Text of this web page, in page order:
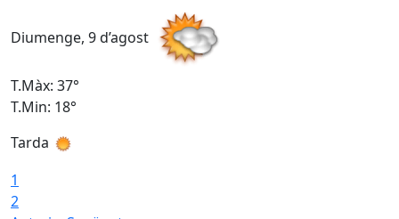
Diumenge, 9 d’agost
T.Màx: 37°
T.Min: 18°
Tarda
1
2